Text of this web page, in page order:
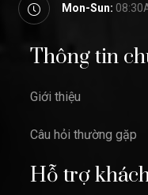
Mon-Sun:
Thông tin
Giới thiệu
Câu hỏi thường gặp
Hỗ trợ